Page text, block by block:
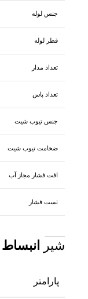
جنس لوله
قطر لوله
تعداد مدار
تعداد پاس
جنس تیوب شیت
ضخامت تیوب شیت
افت فشار مجاز آب
تست فشار
شیر انبساط
پارامتر